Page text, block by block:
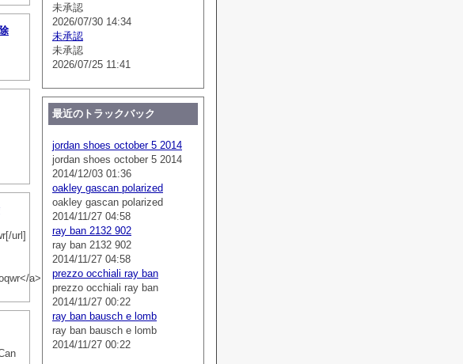
url]
a>
未承認
2026/07/30 14:34
未承認
未承認
2026/07/25 11:41
最近のトラックバック
jordan shoes october 5 2014
jordan shoes october 5 2014
2014/12/03 01:36
oakley gascan polarized
oakley gascan polarized
2014/11/27 04:58
ray ban 2132 902
ray ban 2132 902
2014/11/27 04:58
prezzo occhiali ray ban
prezzo occhiali ray ban
2014/11/27 00:22
ray ban bausch e lomb
ray ban bausch e lomb
2014/11/27 00:22